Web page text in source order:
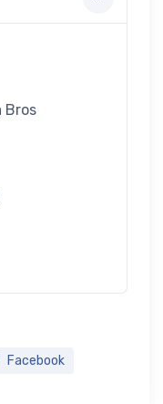
Bros
Facebook